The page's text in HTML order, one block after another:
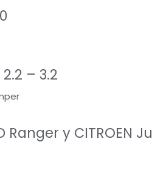
– 3.2
y CITROEN